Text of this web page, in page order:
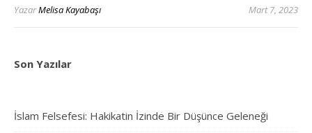
YazarMelisa Kayabaşı Mart 7, 2023
Son Yazılar
İslam Felsefesi: Hakikatin İzinde Bir Düşünce Geleneği